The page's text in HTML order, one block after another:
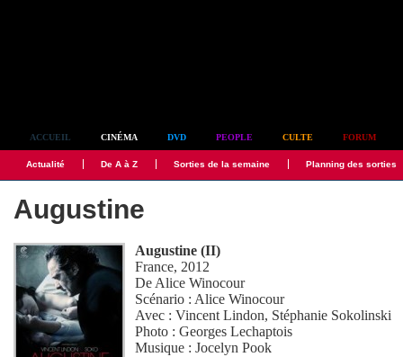
ACCUEIL CINÉMA DVD PEOPLE CULTE FORUM
Actualité De A à Z Sorties de la semaine Planning des sorties
Augustine
Augustine (II)
France, 2012
De Alice Winocour
Scénario : Alice Winocour
Avec :Vincent Lindon, Stéphanie Sokolinski
Photo :Georges Lechaptois
Musique :Jocelyn Pook